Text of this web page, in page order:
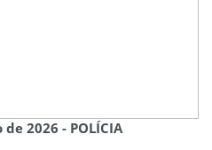
2026 - POLÍCIA